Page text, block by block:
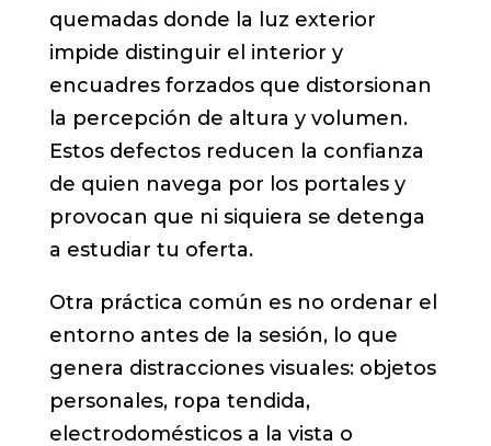
quemadas donde la luz exterior
impide distinguir el interior y
encuadres forzados que distorsionan
la percepción de altura y volumen.
Estos defectos reducen la confianza
de quien navega por los portales y
provocan que ni siquiera se detenga
a estudiar tu oferta.
Otra práctica común es no ordenar el
entorno antes de la sesión, lo que
genera distracciones visuales: objetos
personales, ropa tendida,
electrodomésticos a la vista o